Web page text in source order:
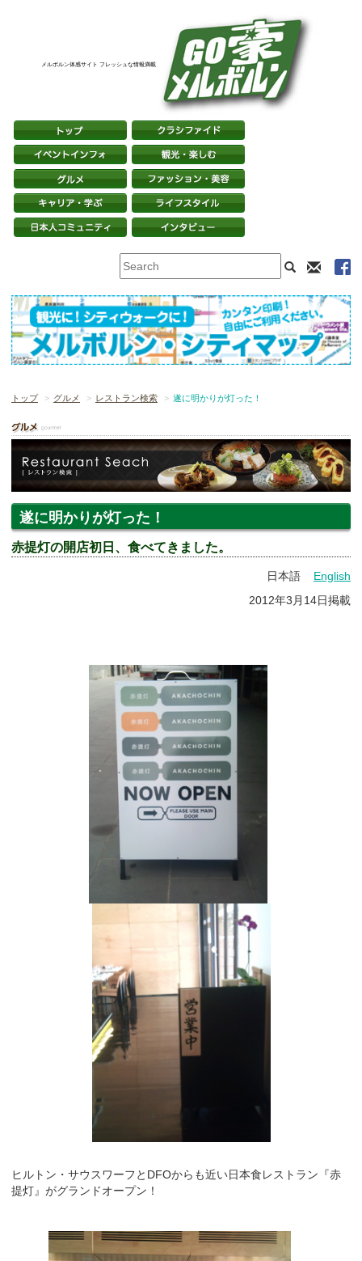
メルボルン体感サイト フレッシュな情報満載
トップ グルメ レストラン検索 遂に明かりが灯った！
遂に明かりが灯った！
赤提灯の開店初日、食べてきました。
日本語 English
2012年3月14日掲載
ヒルトン・サウスワーフとDFOからも近い日本食レストラン『赤
提灯』がグランドオープン！